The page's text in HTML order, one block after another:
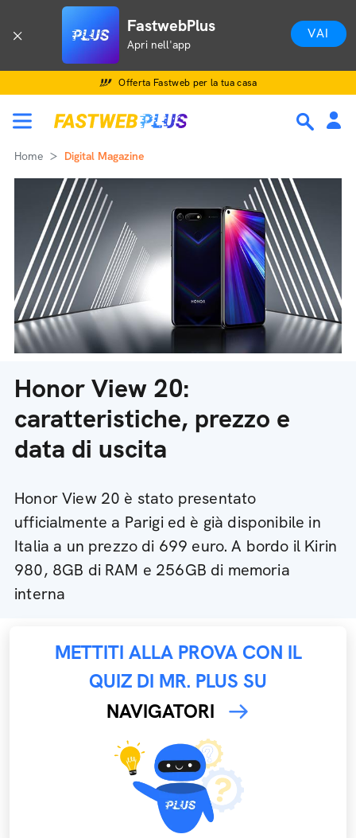
FastwebPlus
Apri nell'app
VAI
Offerta Fastweb per la tua casa
Home Digital Magazine
Honor View 20:
caratteristiche, prezzo e
data di uscita
Honor View 20 è stato presentato
ufficialmente a Parigi ed è già disponibile in
Italia a un prezzo di 699 euro. A bordo il Kirin
980, 8GB di RAM e 256GB di memoria
interna
METTITI ALLA PROVA CON IL
QUIZ DI MR. PLUS SU
NAVIGATORI